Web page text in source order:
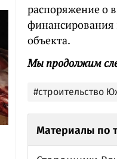
распоряжение о
финансирования
объекта.
Мы продолжим
#строительство
Материалы по